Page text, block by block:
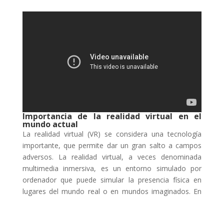
Importancia de la realidad virtual en el
mundo actual
La realidad virtual (VR) se considera una tecnología
importante, que permite dar un gran salto a campos
adversos. La realidad virtual, a veces denominada
multimedia inmersiva, es un entorno simulado por
ordenador que puede simular la presencia física en
lugares del mundo real o en mundos imaginados. En